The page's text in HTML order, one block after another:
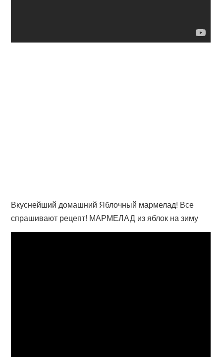
Вкуснейший домашний Яблочный мармелад! Все
спрашивают рецепт! МАРМЕЛАД из яблок на зиму